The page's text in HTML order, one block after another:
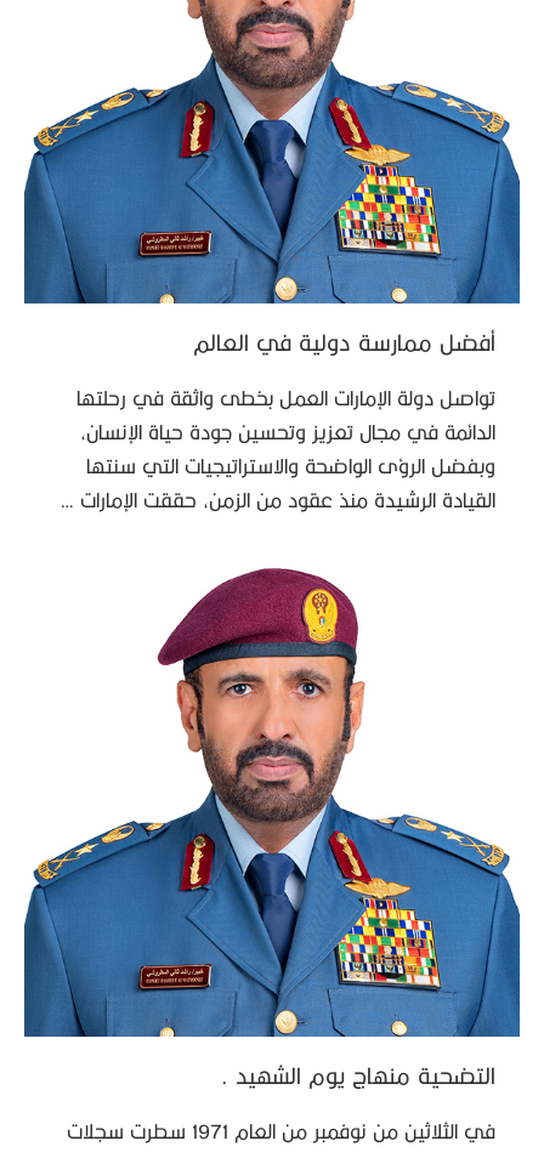
أفضل ممارسة دولية في العالم
تواصل دولة الإمارات العمل بخطى واثقة في رحلتها
الدائمة في مجال تعزيز وتحسين جودة حياة الإنسان،
وبفضل الرؤى الواضحة والاستراتيجيات التي سنتها
القيادة الرشيدة منذ عقود من الزمن، حققت الإمارات …
التضحية منهاج يوم الشهيد .
في الثلاثين من نوفمبر من العام 1971 سطرت سجلات